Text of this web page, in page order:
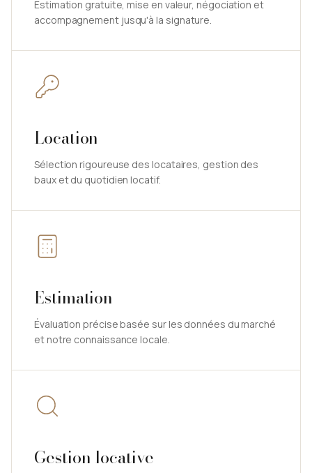
Estimation gratuite, mise en valeur, négociation et
accompagnement jusqu'à la signature.
Location
Sélection rigoureuse des locataires, gestion des
baux et du quotidien locatif.
Estimation
Évaluation précise basée sur les données du marché
et notre connaissance locale.
Gestion locative